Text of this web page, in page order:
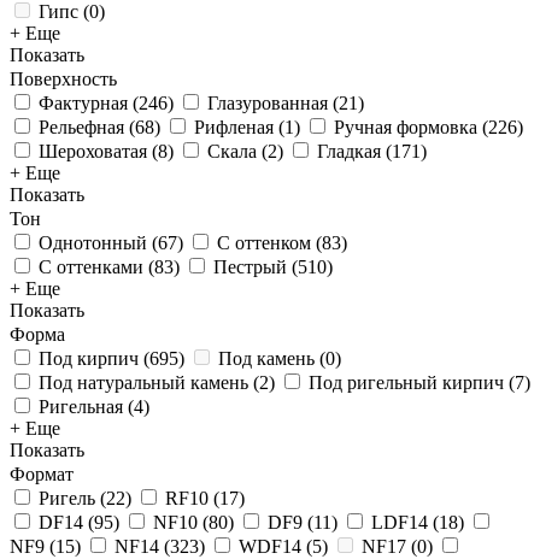
Гипс (0)
+ Еще
Показать
Поверхность
Фактурная (246) Глазурованная (21)
Рельефная (68) Рифленая (1) Ручная формовка (226)
Шероховатая (8) Скала (2) Гладкая (171)
+ Еще
Показать
Тон
Однотонный (67) С оттенком (83)
С оттенками (83) Пестрый (510)
+ Еще
Показать
Форма
Под кирпич (695) Под камень (0)
Под натуральный камень (2) Под ригельный кирпич (7)
Ригельная (4)
+ Еще
Показать
Формат
Ригель (22) RF10 (17)
DF14 (95) NF10 (80) DF9 (11) LDF14 (18)
NF9 (15) NF14 (323) WDF14 (5) NF17 (0)